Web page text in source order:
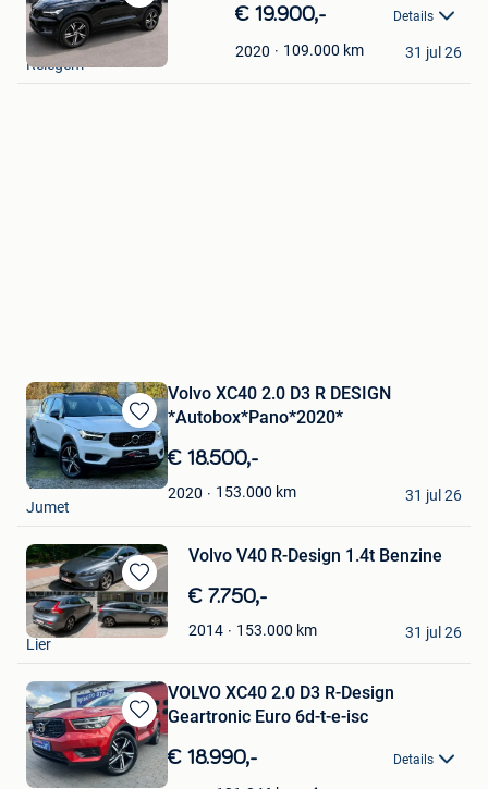
Bewaren
in
Favorieten
€ 19.900,- Details
2020 109.000 km
Benman
Relegem
31 jul 26
Bewaren
in
Mijn
Favorieten
Volvo XC40 2.0 D3 R DESIGN
*Autobox*Pano*2020*
€ 18.500,-
2020 153.000 km
Tim
Jumet
31 jul 26
Bewaren
in
Mijn
Volvo V40 R-Design 1.4t Benzine
€ 7.750,-
2014 153.000 km
Robbe Vranckx
Lier
31 jul 26
Bewaren
in
Mijn
VOLVO XC40 2.0 D3 R-Design
Geartronic Euro 6d-t-e-isc
€ 18.990,- Details